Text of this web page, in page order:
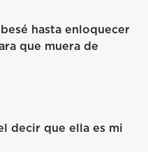
hasta enloquecer
que muera de
decir que ella es mi